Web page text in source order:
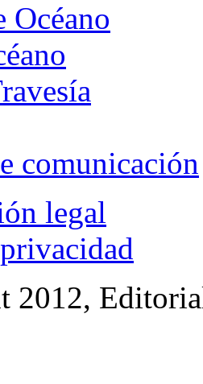
Océano
comunicación
legal